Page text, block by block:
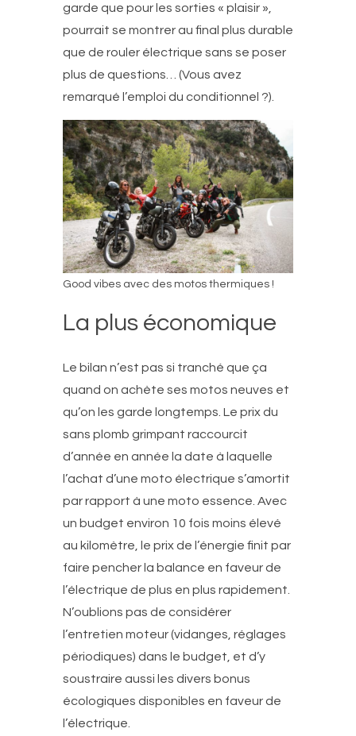
garde que pour les sorties « plaisir »,
pourrait se montrer au final plus durable
que de rouler électrique sans se poser
plus de questions… (Vous avez
remarqué l’emploi du conditionnel ?).
Good vibes avec des motos thermiques !
La plus économique
Le bilan n’est pas si tranché que ça
quand on achète ses motos neuves et
qu’on les garde longtemps. Le prix du
sans plomb grimpant raccourcit
d’année en année la date à laquelle
l’achat d’une moto électrique s’amortit
par rapport à une moto essence. Avec
un budget environ 10 fois moins élevé
au kilomètre, le prix de l’énergie finit par
faire pencher la balance en faveur de
l’électrique de plus en plus rapidement.
N’oublions pas de considérer
l’entretien moteur (vidanges, réglages
périodiques) dans le budget, et d’y
soustraire aussi les divers bonus
écologiques disponibles en faveur de
l’électrique.